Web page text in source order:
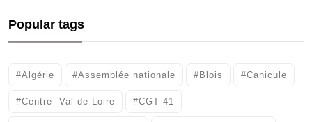
Popular tags
#Algérie #Assemblée nationale #Blois #Canicule
#Centre -Val de Loire #CGT 41